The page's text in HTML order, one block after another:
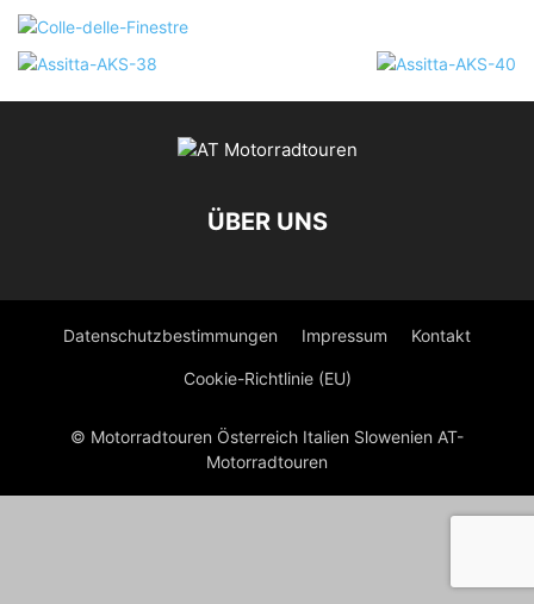
ÜBER UNS
Datenschutzbestimmungen Impressum Kontakt
Cookie-Richtlinie (EU)
© Motorradtouren Österreich Italien Slowenien AT-
Motorradtouren